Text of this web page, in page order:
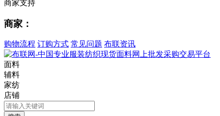
商家支持
商家：
购物流程 订购方式 常见问题 布联资讯
面料
辅料
家纺
店铺